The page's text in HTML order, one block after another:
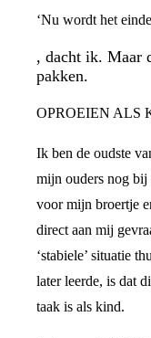
‘Nu wordt het
, dacht ik. Maar
pakken.
OPROEIEN ALS
Ik ben de oudste
mijn ouders nog bij
voor mijn broertje
direct aan mij
‘stabiele’ situatie
later leerde, is dat
taak is als kind.